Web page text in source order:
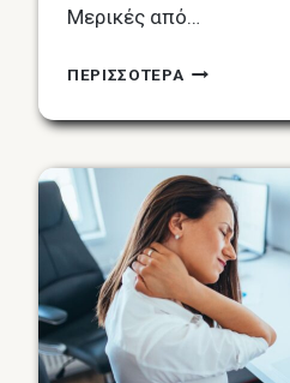
Μερικές από…
ΠΕΡΙΣΣΟΤΕΡΑ
ΤΟΥ
ΑΝΑΚΟΎΦΙΣΗ
ΑΠΌ
ΑΫΠΝΊΑ
ΚΑΙ
ΆΛΛΕΣ
ΔΙΑΤΑΡΑΧΈΣ
ΎΠΝΟΥ